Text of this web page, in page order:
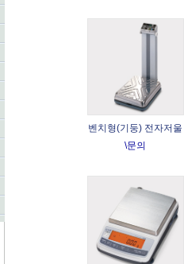
벤치형(기둥) 전자저울
\문의